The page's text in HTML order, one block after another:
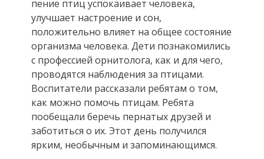
пение птиц успокаивает человека,
улучшает настроение и сон,
положительно влияет на общее состояние
организма человека. Дети познакомились
с профессией орнитолога, как и для чего,
проводятся наблюдения за птицами.
Воспитатели рассказали ребятам о том,
как можно помочь птицам. Ребята
пообещали беречь пернатых друзей и
заботиться о их. Этот день получился
ярким, необычным и запоминающимся.